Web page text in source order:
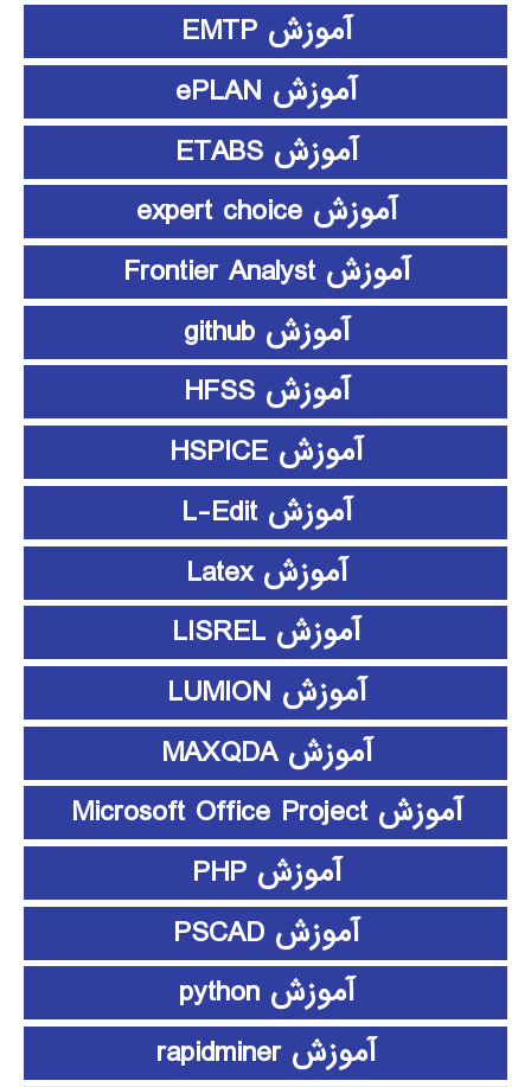
آموزش EMTP
آموزش ePLAN
آموزش ETABS
آموزش expert choice
آموزش Frontier Analyst
آموزش github
آموزش HFSS
آموزش HSPICE
آموزش L-Edit
آموزش Latex
آموزش LISREL
آموزش LUMION
آموزش MAXQDA
آموزش Microsoft Office Project
آموزش PHP
آموزش PSCAD
آموزش python
آموزش rapidminer